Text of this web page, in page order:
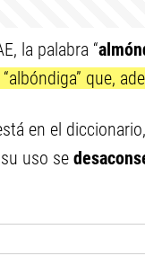
la palabra “
que,
en el
uso se